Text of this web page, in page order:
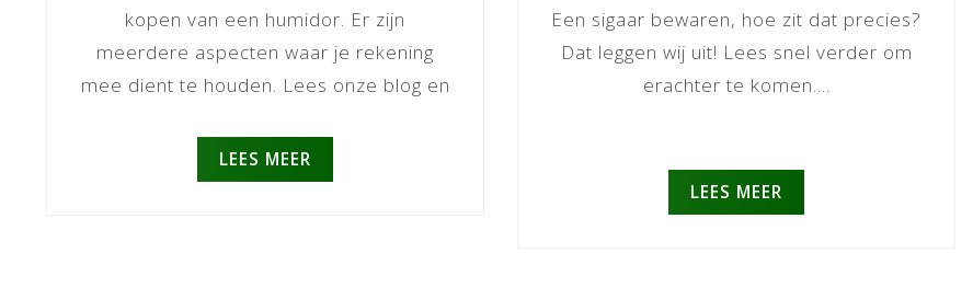
kopen van een humidor. Er zijn
meerdere aspecten waar je rekening
mee dient te houden. Lees onze blog en
LEES MEER
Een sigaar bewaren, hoe zit dat precies?
Dat leggen wij uit! Lees snel verder om
erachter te komen....
LEES MEER